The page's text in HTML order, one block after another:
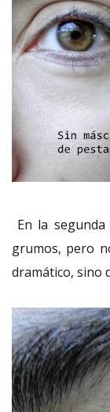
En la
grumos, pero
dramático, sino